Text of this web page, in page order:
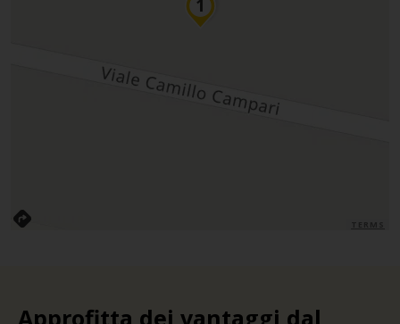
Approfitta dei vantaggi dal